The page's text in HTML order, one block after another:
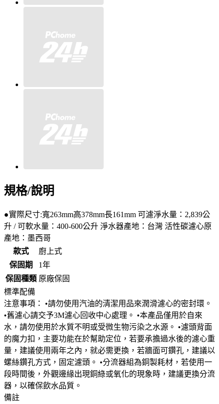
規格/說明
●實際尺寸:寬263mm高378mm長161mm 可濾淨水量：2,839公
升 / 可軟水量：400-600公升 淨水器產地：台灣 活性碳濾心原
產地：墨西哥
款式
廚上式
保固期
1年
保固種類 原廠保固
標準配備
注意事項： •請勿使用汽油的清潔用品來潤滑濾心的密封環。
•舊濾心請交予3M濾心回收中心處理。 •本產品僅用於自來
水，請勿使用於水質不明或受微生物污染之水源。 •濾頭背面
的魔力扣，主要功能在於幫助定位，若要承擔過水後的濾心重
量，建議使用兩年之內，就必需更換，若牆面可鑽孔，建議以
螺絲鑽孔方式，固定濾頭。 •分流器組為銅製耗材，若使用一
段時間後，外觀邊緣出現銅綠或氧化的現象時，建議更換分流
器，以確保飲水品質。
備註